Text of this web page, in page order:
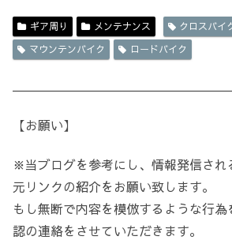
ギア周り メンテナンス クロスバイ
マウンテンバイク
ロードバイク
【お願い】
※当ブログを参考にし、情報発信され
元リンクの紹介をお願い致します。
もし無断で内容を模倣するような行
認の連絡をさせていただきます。